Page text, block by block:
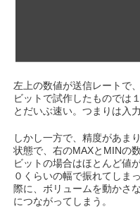
左上の数値が送信レートで
ビットで試作したものでは
とだいぶ速い。つまりは入
しかし一方で、精度があま
状態で、右のMAXとMINの
ビットの場合はほとんど値
０くらいの幅で振れてしま
際に、ボリュームを動かさ
につながってしまう。